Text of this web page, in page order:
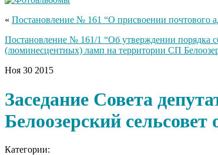
« Постановление № 161 “О присвоении почтового
Постановление № 161/1 “Об утверждении порядка
(люминесцентных) ламп на территории СП
Ноя 30 2015
Заседание Совета
Белоозерский сельсовет
Категории: